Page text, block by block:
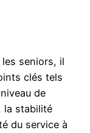
seniors, il
clés tels
de
la stabilité
du service à